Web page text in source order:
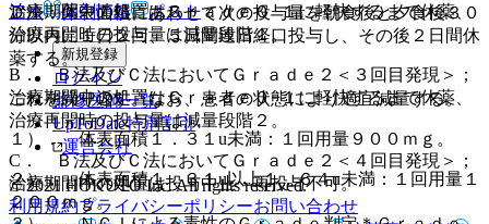
治療期間中の処置はＧｒａｄｅ０−１に軽快するまで休薬、
治療再開時の投与量は減量段階１。
B． Ｂ法及びＣ法においてＧｒａｄｅ２＜３回目発現＞；
治療期間中の処置はＧｒａｄｅ０−１に軽快するまで休薬、
治療再開時の投与量は減量段階２。
C． Ｂ法及びＣ法においてＧｒａｄｅ２＜４回目発現＞；
治療期間中の処置は投与中止・再投与不可。
Ｄ法：体表面積にあわせて次の投与量を朝食後と夕食後３０
分以内に１日２回、５日間連日経口投与し、その後２日間休
薬する。
これを繰り返す。なお、患者の状態により適宜減量する。
１）． 体表面積１．３１u未満：１回用量９００ｍｇ。
２）． 体表面積１．３１u以上１．６４u未満：１回用量１
２００ｍｇ。
アル
薬剤情報 ポスト
新規登録
ログイン
監修医師一覧
UpToDate特別割引
運営会社
© 2021 HOKUTO Inc. All rights reserved.
利用規約プライバシーポリシーお問い合わせ